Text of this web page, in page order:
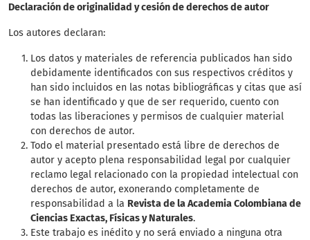
Declaración de originalidad y cesión de derechos de autor
Los autores declaran:
Los datos y materiales de referencia publicados han sido
debidamente identificados con sus respectivos créditos y
han sido incluidos en las notas bibliográficas y citas que así
se han identificado y que de ser requerido, cuento con
todas las liberaciones y permisos de cualquier material
con derechos de autor.
Todo el material presentado está libre de derechos de
autor y acepto plena responsabilidad legal por cualquier
reclamo legal relacionado con la propiedad intelectual con
derechos de autor, exonerando completamente de
responsabilidad a la Revista de la Academia Colombiana de
Ciencias Exactas, Físicas y Naturales.
Este trabajo es inédito y no será enviado a ninguna otra